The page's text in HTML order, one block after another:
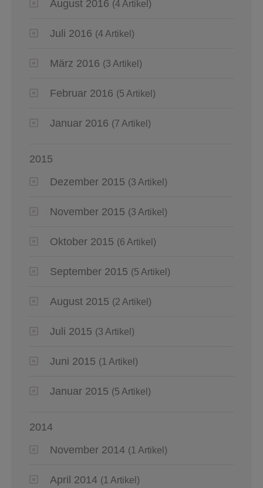
August 2016 (4 Artikel)
Juli 2016 (4 Artikel)
März 2016 (3 Artikel)
Februar 2016 (5 Artikel)
Januar 2016 (7 Artikel)
2015
Dezember 2015 (3 Artikel)
November 2015 (3 Artikel)
Oktober 2015 (6 Artikel)
September 2015 (5 Artikel)
August 2015 (2 Artikel)
Juli 2015 (3 Artikel)
Juni 2015 (1 Artikel)
Januar 2015 (5 Artikel)
2014
November 2014 (1 Artikel)
April 2014 (1 Artikel)